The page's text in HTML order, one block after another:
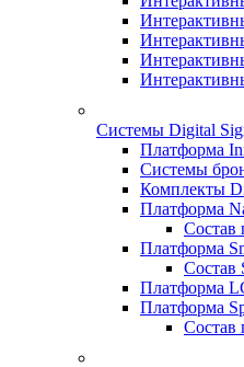
Системы Digital
Платформа
Системы
Комплекты
Платформа
Состав
Платформа
Состав
Платформа
Платформа
Состав